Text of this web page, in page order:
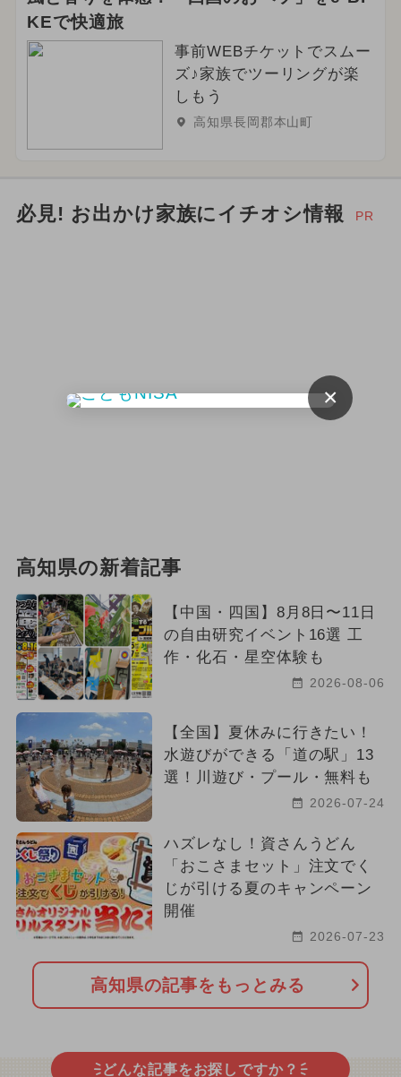
KEで快適旅
事前WEBチケットでスムー
ズ♪家族でツーリングが楽
しもう
高知県長岡郡本山町
必見! お出かけ家族にイチオシ情報 PR
高知県の新着記事
【中国・四国】8月8日〜11日
の自由研究イベント16選 工
作・化石・星空体験も
2026-08-06
【全国】夏休みに行きたい！
水遊びができる「道の駅」13
選！川遊び・プール・無料も
2026-07-24
ハズレなし！資さんうどん
「おこさまセット」注文でく
じが引ける夏のキャンペーン
開催
2026-07-23
高知県の記事をもっとみる
どんな記事をお探しですか？
×